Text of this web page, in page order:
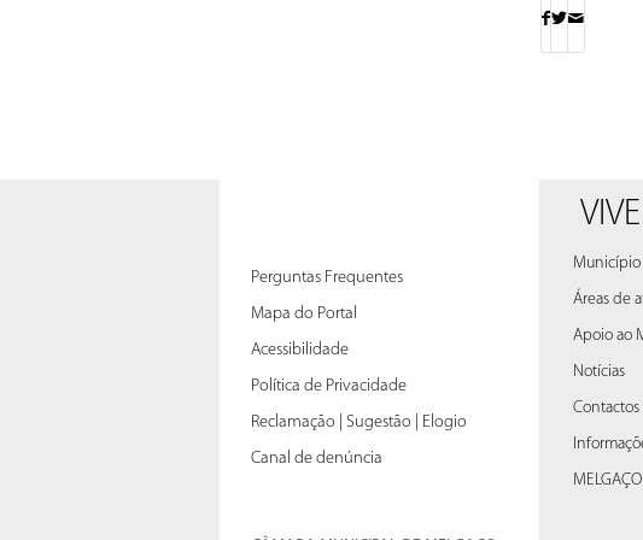
Perguntas Frequentes
Mapa do Portal
Acessibilidade
Política de Privacidade
Reclamação | Sugestão | Elogio
Canal de denúncia
Município
Áreas de
Apoio ao
Notícias
Contactos